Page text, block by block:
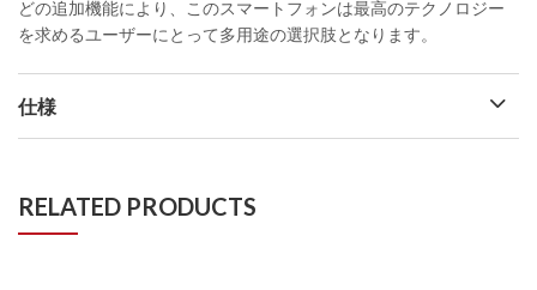
どの追加機能により、このスマートフォンは最高のテクノロジー
を求めるユーザーにとって多用途の選択肢となります。
仕様
RELATED PRODUCTS